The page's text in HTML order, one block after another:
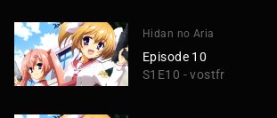
Hidan no Aria
Episode 10
S1E10 - vostfr